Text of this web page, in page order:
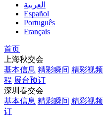
العربية
Español
Português
Français
首页
上海秋交会
基本信息 精彩瞬间 精彩视频
程 展台预订
深圳春交会
基本信息 精彩瞬间 精彩视频
订